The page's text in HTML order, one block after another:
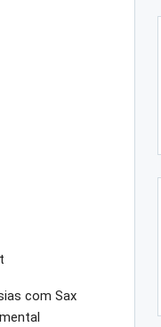
com Sax